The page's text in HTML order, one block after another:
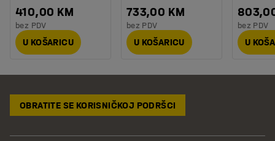
410,00 KM
bez PDV
U KOŠARICU
733,00 KM
bez PDV
U KOŠARICU
bez PDV
U
OBRATITE SE KORISNIČKOJ PODRŠCI